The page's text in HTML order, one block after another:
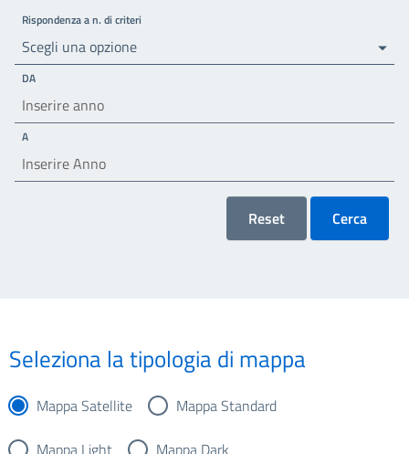
Rispondenza a n. di criteri
Scegli una opzione
DA
A
Reset Cerca
Seleziona la tipologia di mappa
Mappa Satellite
Mappa Standard
Mappa Light
Mappa Dark